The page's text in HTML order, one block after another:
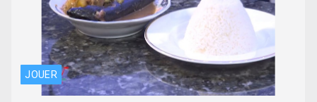
JOUER